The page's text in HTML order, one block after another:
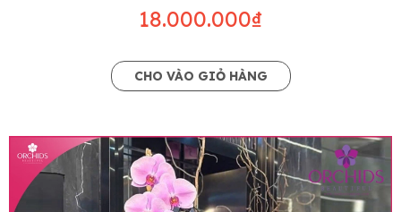
18.000.000₫
CHO VÀO GIỎ HÀNG